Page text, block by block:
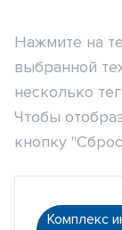
Нажмите на
выбранной
несколько
Чтобы
кнопку
Комплекс